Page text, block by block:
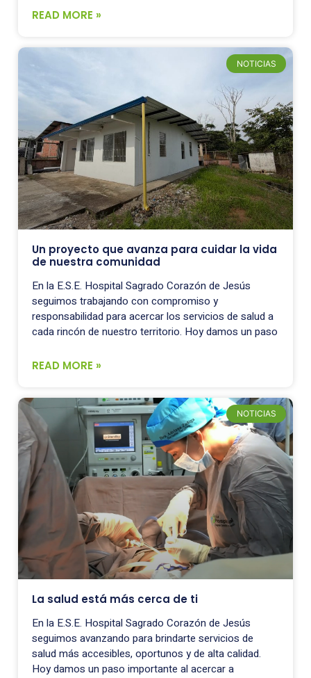
READ MORE »
NOTICIAS
Un proyecto que avanza para cuidar la vida
de nuestra comunidad
En la E.S.E. Hospital Sagrado Corazón de Jesús
seguimos trabajando con compromiso y
responsabilidad para acercar los servicios de salud a
cada rincón de nuestro territorio. Hoy damos un paso
READ MORE »
NOTICIAS
La salud está más cerca de ti
En la E.S.E. Hospital Sagrado Corazón de Jesús
seguimos avanzando para brindarte servicios de
salud más accesibles, oportunos y de alta calidad.
Hoy damos un paso importante al acercar a